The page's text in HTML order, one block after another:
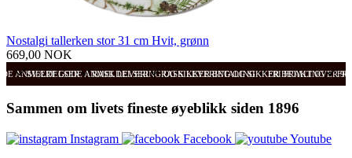
Nostalgi tallerken stor 31 cm Hvit, grønn
669,00 NOK
ANMELDELSER RASK LEVERING OG SIKKER BETALING FRI FRAKT OVER
SVÆRT GODE ANMELDELSER RASK LEVERING OG SIKKER BETALING
Sammen om livets fineste øyeblikk siden 1896
Instagram Facebook
Youtube